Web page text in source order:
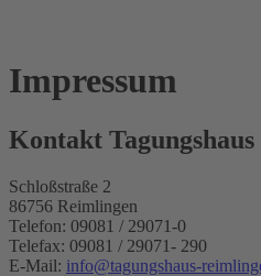
Impressum
Kontakt
Schloßstraße 2
86756 Reimlingen
Telefon: 09081 / 29071-0
Telefax: 09081 / 29071- 290
E-Mail: info@tagungshaus-